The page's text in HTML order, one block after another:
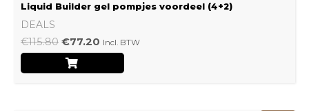
Liquid Builder gel pompjes voordeel (4+2)
DEALS
€115.80 €77.20 Incl. BTW